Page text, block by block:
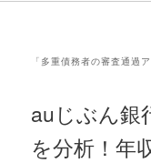
「 多重債務者の審査通過ア
auじぶん銀
を分析！年